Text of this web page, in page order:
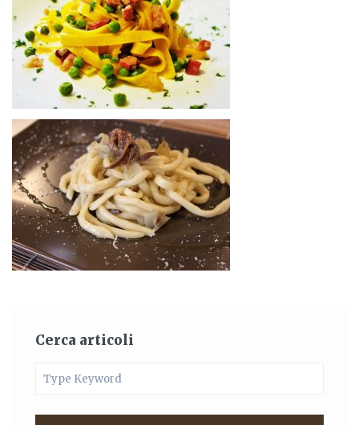
Cerca articoli